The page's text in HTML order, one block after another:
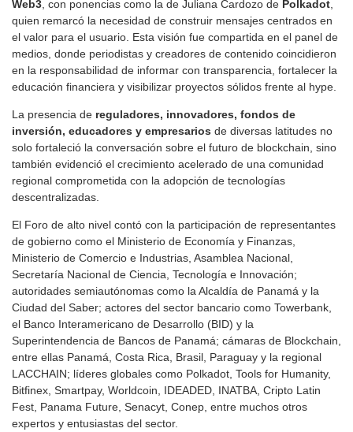
Web3 , con ponencias como la de Juliana Cardozo de Polkadot
quien remarcó la necesidad de construir mensajes centrados en
el valor para el usuario. Esta visión fue compartida en el panel de
medios, donde periodistas y creadores de contenido coincidieron
en la responsabilidad de informar con transparencia, fortalecer la
educación financiera y visibilizar proyectos sólidos frente al hype.
La presencia de reguladores, innovadores, fondos de
inversión, educadores y empresarios de diversas latitudes no
solo fortaleció la conversación sobre el futuro de blockchain, sino
también evidenció el crecimiento acelerado de una comunidad
regional comprometida con la adopción de tecnologías
descentralizadas.
El Foro de alto nivel contó con la participación de representantes
de gobierno como el Ministerio de Economía y Finanzas,
Ministerio de Comercio e Industrias, Asamblea Nacional,
Secretaría Nacional de Ciencia, Tecnología e Innovación;
autoridades semiautónomas como la Alcaldía de Panamá y la
Ciudad del Saber; actores del sector bancario como Towerbank,
el Banco Interamericano de Desarrollo (BID) y la
Superintendencia de Bancos de Panamá; cámaras de Blockchain,
entre ellas Panamá, Costa Rica, Brasil, Paraguay y la regional
LACCHAIN; líderes globales como Polkadot, Tools for Humanity,
Bitfinex, Smartpay, Worldcoin, IDEADED, INATBA, Cripto Latin
Fest, Panama Future, Senacyt, Conep, entre muchos otros
expertos y entusiastas del sector.